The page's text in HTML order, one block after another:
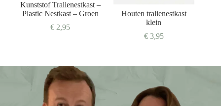
Kunststof Tralienestkast –
Plastic Nestkast – Groen
€ 2,95
Houten tralienestkast
klein
€3,95